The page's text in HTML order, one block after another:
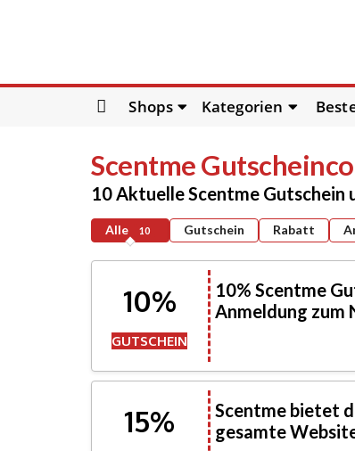
Skip
to
Shops Kategorien
Scentme
10 Aktuelle Scentme Gutschein
Alle 10 Gutschein Rabatt
10%
GUTSCHEIN
10% Scentme
Anmeldung zum
15%
Scentme bietet
gesamte